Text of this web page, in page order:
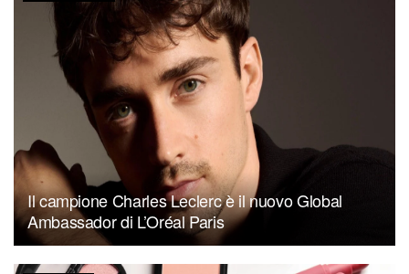
Il campione Charles Leclerc è il nuovo Global
Ambassador di L’Oréal Paris